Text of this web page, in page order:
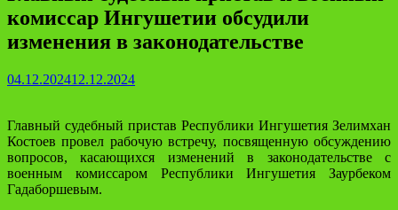
комиссар Ингушетии обсудили
изменения в законодательстве
04.12.202412.12.2024
Главный судебный пристав Республики Ингушетия Зелимхан
Костоев провел рабочую встречу, посвященную обсуждению
вопросов, касающихся изменений в законодательстве с
военным комиссаром Республики Ингушетия Заурбеком
Гадаборшевым.